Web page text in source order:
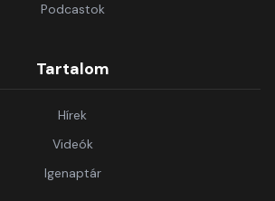
Podcastok
Tartalom
Hírek
Videók
Igenaptár